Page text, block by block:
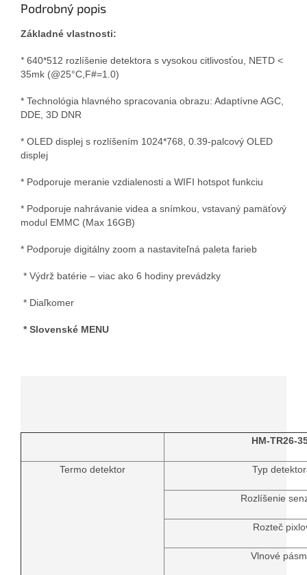
Podrobný popis
Základné vlastnosti:
* 640*512 rozlíšenie detektora s vysokou citlivosťou, NETD <
35mk (@25°C,F#=1.0)
* Technológia hlavného spracovania obrazu: Adaptívne AGC,
DDE, 3D DNR
* OLED displej s rozlíšením 1024*768, 0.39-palcový OLED
displej
* Podporuje meranie vzdialenosti a WIFI hotspot funkciu
* Podporuje nahrávanie videa a snímkou, vstavaný pamäťový
modul EMMC (Max 16GB)
* Podporuje digitálny zoom a nastaviteľná paleta farieb
* Výdrž batérie – viac ako 6 hodiny prevádzky
* Diaľkomer
* Slovenské MENU
HM-TR26-
Termo detektor Typ
Rozlíšenie
Rozteč
Vlnové